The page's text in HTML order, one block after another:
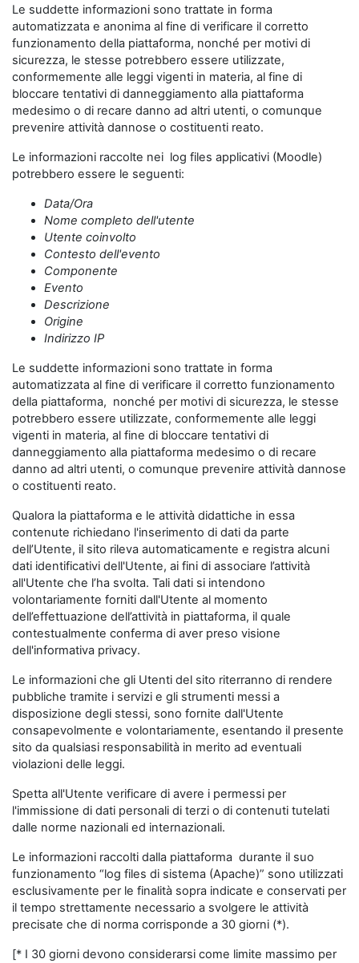
Le suddette informazioni sono trattate in forma
automatizzata e anonima al fine di verificare il corretto
funzionamento della piattaforma, nonché per motivi di
sicurezza, le stesse potrebbero essere utilizzate,
conformemente alle leggi vigenti in materia, al fine di
bloccare tentativi di danneggiamento alla piattaforma
medesimo o di recare danno ad altri utenti, o comunque
prevenire attività dannose o costituenti reato.
Le informazioni raccolte nei log files applicativi (Moodle)
potrebbero essere le seguenti:
Data/Ora
Nome completo dell'utente
Utente coinvolto
Contesto dell'evento
Componente
Evento
Descrizione
Origine
Indirizzo IP
Le suddette informazioni sono trattate in forma
automatizzata al fine di verificare il corretto funzionamento
della piattaforma, nonché per motivi di sicurezza, le stesse
potrebbero essere utilizzate, conformemente alle leggi
vigenti in materia, al fine di bloccare tentativi di
danneggiamento alla piattaforma medesimo o di recare
danno ad altri utenti, o comunque prevenire attività dannose
o costituenti reato.
Qualora la piattaforma e le attività didattiche in essa
contenute richiedano l'inserimento di dati da parte
dell’Utente, il sito rileva automaticamente e registra alcuni
dati identificativi dell'Utente, ai fini di associare l’attività
all'Utente che l’ha svolta. Tali dati si intendono
volontariamente forniti dall'Utente al momento
dell’effettuazione dell’attività in piattaforma, il quale
contestualmente conferma di aver preso visione
dell'informativa privacy.
Le informazioni che gli Utenti del sito riterranno di rendere
pubbliche tramite i servizi e gli strumenti messi a
disposizione degli stessi, sono fornite dall'Utente
consapevolmente e volontariamente, esentando il presente
sito da qualsiasi responsabilità in merito ad eventuali
violazioni delle leggi.
Spetta all'Utente verificare di avere i permessi per
l'immissione di dati personali di terzi o di contenuti tutelati
dalle norme nazionali ed internazionali.
Le informazioni raccolti dalla piattaforma durante il suo
funzionamento “log files di sistema (Apache)” sono utilizzati
esclusivamente per le finalità sopra indicate e conservati per
il tempo strettamente necessario a svolgere le attività
precisate che di norma corrisponde a 30 giorni (*).
[* I 30 giorni devono considerarsi come limite massimo per